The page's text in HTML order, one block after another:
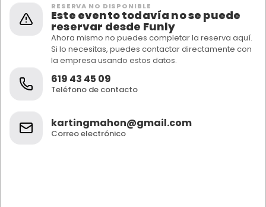
RESERVA NO DISPONIBLE
Este evento todavía no se puede
reservar desde Funly
Ahora mismo no puedes completar la reserva aquí.
Si lo necesitas, puedes contactar directamente con
la empresa usando estos datos.
619 43 45 09
Teléfono de contacto
kartingmahon@gmail.com
Correo electrónico